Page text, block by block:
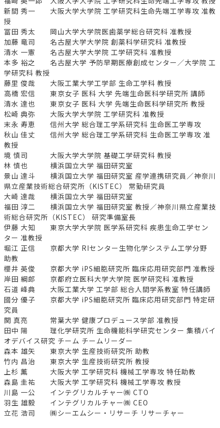
新間 秀一 大阪大学大学院 工学研究科生命先端工学専攻 准教
授
冨田 秀太 岡山大学大学院医歯薬学総合研究科 准教授
加藤 竜司 名古屋大学大学院 創薬科学研究科 准教授
清水 一憲 名古屋大学大学院 工学研究科 准教授
本多 裕之 名古屋大学 予防早期医療創成センター／大学院 工
学研究科 教授
藤里 俊哉 大阪工業大学工学部 生命工学科 教授
高橋 宏信 東京女子 医科 大学 先端生命医科学研究所 講師
清水 達也 東京女子 医科 大学 先端生命医科学研究所 教授
松崎 典弥 大阪大学大学院 工学研究科 准教授
末永 寿恵 信州大学 総合理工学系研究科 生命医工学専攻
秋山 佳丈 信州大学 総合理工学系研究科 生命医工学専攻 准
教授
境 慎司 大阪大学大学院 基礎工学研究科 教授
林 慎也 横浜国立大学 福田研究室
景山 達斗 横浜国立大学 福田研究室 産学連携研究員／神奈川
県立産業技術総合研究所（KISTEC） 常勤研究員
大崎 達哉 横浜国立大学 福田研究室
福田 淳二 横浜国立大学 福田研究室 教授／神奈川県立産業技
術総合研究所（KISTEC） 研究準備室長
伊藤 大知 東京大学大学院 医学系研究科 疾患生命工学セン
ター 准教授
堀江 正信 京都大学 RIセンター生物化学システム工学分野
助教
櫻井 英俊 京都大学 iPS細胞研究所 臨床応用研究部門 准教授
岸田 綱郎 京都府立医科大学大学院 医学研究科 准教授
石道 峰典 大阪工業大学 工学部 総合人間学系教室 特任講師
國分 優子 京都大学 iPS細胞研究所 臨床応用研究部門 特定研
究員
関 真亮 常葉大学 健康プロデュース学部 准教授
田中 陽 理化学研究所 生命機能科学研究センター 集積バイ
オデバイス研究 チーム チームリーダー
森本 雄矢 東京大学 生産技術研究所 助教
竹内 昌治 東京大学 生産技術研究所 教授
上杉 薫 大阪大学 工学研究科 機械工学専攻 特任助教
森島 圭祐 大阪大学 工学研究科 機械工学専攻 教授
川島 一公 インテグリカルチャー㈱ CTO
羽生 雄毅 インテグリカルチャー㈱ CEO
立花 浩司 ㈱シーエムシー・リサーチ リサーチャー